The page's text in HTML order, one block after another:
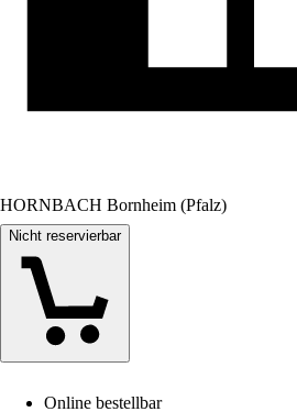
HORNBACH Bornheim (Pfalz)
Nicht reservierbar
Online bestellbar